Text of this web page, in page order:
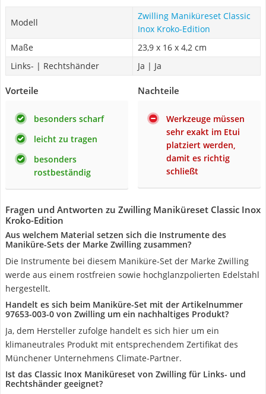
Modell
Zwilling Maniküreset Classic
Inox Kroko-Edition
Maße
‎23,9 x 16 x 4,2 cm
Links- | Rechtshänder
Ja | Ja
Vorteile
besonders scharf
leicht zu tragen
besonders
rostbeständig
Nachteile
Werkzeuge müssen
sehr exakt im Etui
platziert werden,
damit es richtig
schließt
Fragen und Antworten zu Zwilling Maniküreset Classic Inox
Kroko-Edition
Aus welchem Material setzen sich die Instrumente des
Maniküre-Sets der Marke Zwilling zusammen?
Die Instrumente bei diesem Maniküre-Set der Marke Zwilling
werde aus einem rostfreien sowie hochglanzpolierten Edelstahl
hergestellt.
Handelt es sich beim Maniküre-Set mit der Artikelnummer
97653-003-0 von Zwilling um ein nachhaltiges Produkt?
Ja, dem Hersteller zufolge handelt es sich hier um ein
klimaneutrales Produkt mit entsprechendem Zertifikat des
Münchener Unternehmens Climate-Partner.
Ist das Classic Inox Maniküreset von Zwilling für Links- und
Rechtshänder geeignet?